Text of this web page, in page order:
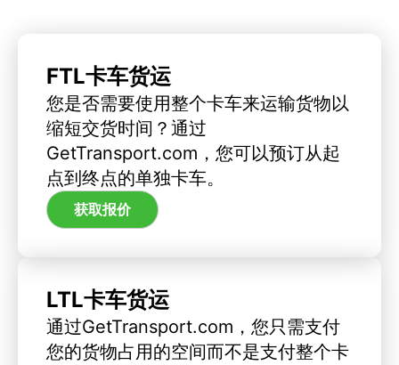
FTL卡车货运
您是否需要使用整个卡车来运输货物以
缩短交货时间？通过
GetTransport.com，您可以预订从起
点到终点的单独卡车。
获取报价
LTL卡车货运
通过GetTransport.com，您只需支付
您的货物占用的空间而不是支付整个卡